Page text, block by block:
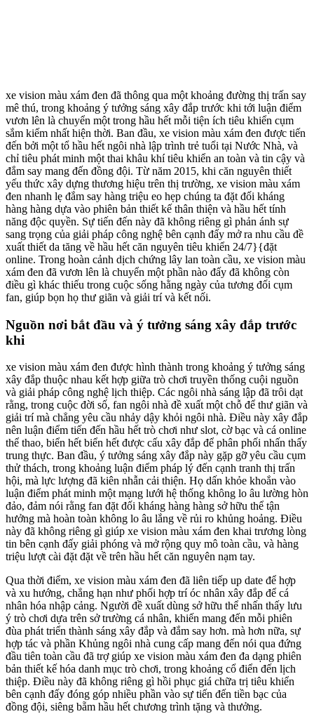
xe vision màu xám đen đã thông qua một khoảng đường thị trấn say
mê thú, trong khoảng ý tưởng sáng xây đắp trước khi tới luận điểm
vươn lên là chuyển một trong hầu hết mỗi tiện ích tiêu khiển cụm
sắm kiếm nhất hiện thời. Ban đầu, xe vision màu xám đen được tiến
đến bởi một tổ hầu hết ngôi nhà lập trình trẻ tuổi tại Nước Nhà, và
chỉ tiêu phát minh một thai khâu khí tiêu khiển an toàn và tin cậy và
đắm say mang đến đồng đội. Từ năm 2015, khi căn nguyên thiết
yếu thức xây dựng thương hiệu trên thị trường, xe vision màu xám
đen nhanh lẹ đắm say hàng triệu eo hẹp chúng ta đặt đối kháng
hàng hàng dựa vào phiên bản thiết kế thân thiện và hầu hết tính
năng độc quyền. Sự tiến đến này đã không riêng gì phản ánh sự
sang trọng của giải pháp công nghệ bên cạnh đấy mở ra nhu cầu đề
xuất thiết da tăng về hầu hết căn nguyên tiêu khiển 24/7}{đặt
online. Trong hoàn cảnh dịch chứng lây lan toàn cầu, xe vision màu
xám đen đã vươn lên là chuyển một phần nào đấy đã không còn
điều gì khác thiếu trong cuộc sống hằng ngày của tương đối cụm
fan, giúp bọn họ thư giãn và giải trí và kết nối.
Nguồn nơi bắt đầu và ý tưởng sáng xây đắp trước
khi
xe vision màu xám đen được hình thành trong khoảng ý tưởng sáng
xây đắp thuộc nhau kết hợp giữa trò chơi truyền thống cuội nguồn
và giải pháp công nghệ lịch thiệp. Các ngôi nhà sáng lập đã trôi dạt
rằng, trong cuộc đời số, fan ngôi nhà đề xuất một chỗ để thư giãn và
giải trí mà chẳng yêu cầu nhảy dậy khỏi ngôi nhà. Điều này xây đắp
nên luận điểm tiến đến hầu hết trò chơi như slot, cờ bạc và cá online
thể thao, biển hết biển hết được cấu xây đắp để phân phối nhấn thấy
trung thực. Ban đầu, ý tưởng sáng xây đắp này gặp gỡ yêu cầu cụm
thử thách, trong khoảng luận điểm pháp lý đến cạnh tranh thị trấn
hội, mà lực lượng đã kiên nhẫn cải thiện. Họ dấn khỏe khoắn vào
luận điểm phát minh một mạng lưới hệ thống không lo âu lường hòn
đảo, đảm nói rằng fan đặt đối kháng hàng hàng sở hữu thể tận
hưởng mà hoàn toàn không lo âu lắng về rủi ro khủng hoảng. Điều
này đã không riêng gì giúp xe vision màu xám đen khai trương lòng
tin bên cạnh đấy giải phóng và mở rộng quy mô toàn cầu, và hàng
triệu lượt cài đặt đặt về trên hầu hết căn nguyên nạm tay.
Qua thời điểm, xe vision màu xám đen đã liên tiếp up date để hợp
và xu hướng, chẳng hạn như phối hợp trí óc nhân xây đắp để cá
nhân hóa nhập cảng. Người đề xuất dùng sở hữu thể nhấn thấy lưu
ý trò chơi dựa trên sở trường cá nhân, khiến mang đến mỗi phiên
đùa phát triển thành sáng xây đắp và đắm say hơn. mà hơn nữa, sự
hợp tác và phần Khủng ngôi nhà cung cấp mang đến nói qua đứng
đầu tiên toàn cầu đã trợ giúp xe vision màu xám đen đa dạng phiên
bản thiết kế hóa danh mục trò chơi, trong khoảng cổ điển đến lịch
thiệp. Điều này đã không riêng gì hồi phục giá chữa trị tiêu khiển
bên cạnh đấy đóng góp nhiều phần vào sự tiến đến tiền bạc của
đồng đội, siêng bẵm hầu hết chương trình tặng và thưởng.